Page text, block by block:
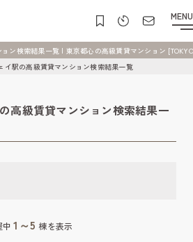
MENU
ン検索結果一覧 | 東京都心の高級賃貸マンション
イ駅の高級賃貸マンション検索結果一覧
高級賃貸マンション検索結果一
中1～5棟を表示